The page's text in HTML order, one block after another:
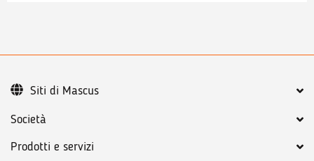
Società
Prodotti e servizi
Siti di Mascus